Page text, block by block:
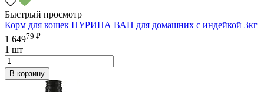
Быстрый просмотр
Корм для кошек ПУРИНА ВАН для домашних с индейкой 3кг
1 64979 ₽
1 шт
В корзину